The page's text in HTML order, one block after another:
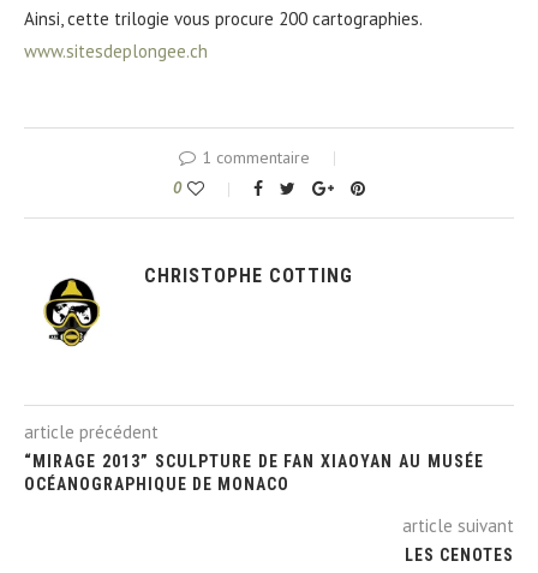
Ainsi, cette trilogie vous procure 200 cartographies.
www.sitesdeplongee.ch
1 commentaire
0
CHRISTOPHE COTTING
article précédent
“MIRAGE 2013” SCULPTURE DE FAN XIAOYAN AU MUSÉE
OCÉANOGRAPHIQUE DE MONACO
article suivant
LES CENOTES